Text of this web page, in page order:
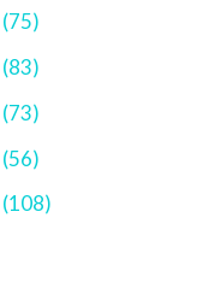
(75)
(83)
(73)
(56)
(108)